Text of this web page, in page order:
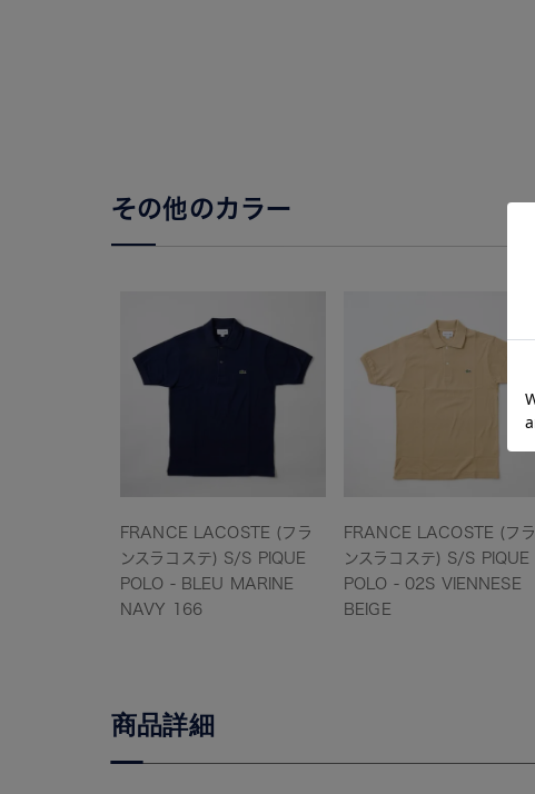
その他のカラー
FRANCE LACOSTE (フラ
ンスラコステ) S/S PIQUE
POLO - BLEU MARINE
NAVY 166
FRANCE LACOSTE (フラ
ンスラコステ) S/S PIQUE
POLO - 02S VIENNESE
BEIGE
商品詳細